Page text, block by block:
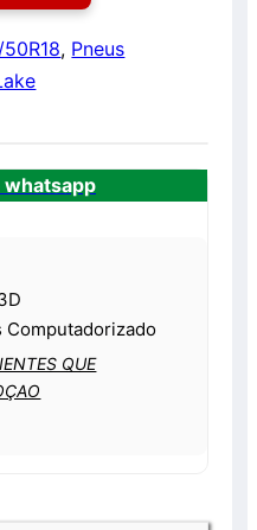
, Pneus
whatsapp
Computadorizado
QUE